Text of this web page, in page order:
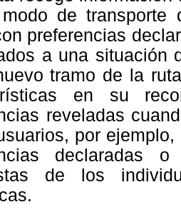
de transporte
preferencias
a una situación
tramo de la
en su
reveladas
por
declaradas
de los